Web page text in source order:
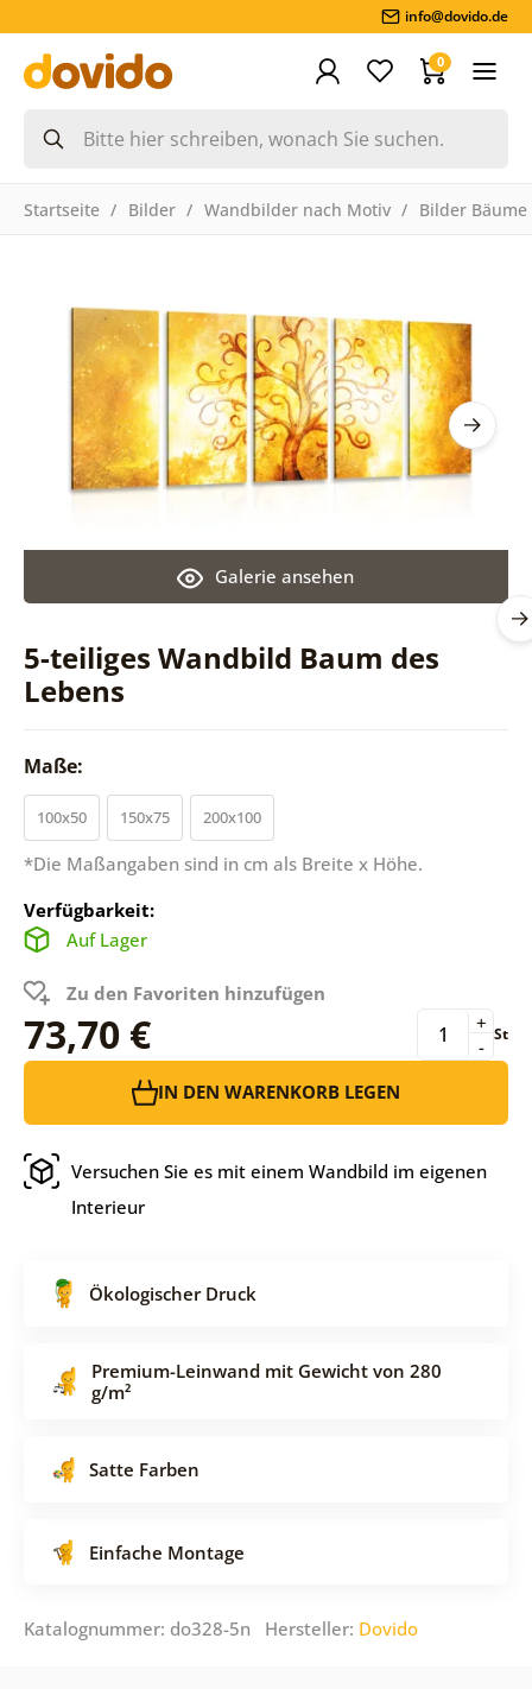
info@dovido.de
0
Startseite Bilder Wandbilder nach Motiv Bilder Bäume
5-teiliges Wandbild Baum des
Lebens
Galerie ansehen
Maße:
100x50 150x75 200x100
*Die Maßangaben sind in cm als Breite x Höhe.
Verfügbarkeit:
Auf Lager
Zu den Favoriten hinzufügen
73,70 € -
+ St
IN DEN WARENKORB LEGEN
Versuchen Sie es mit einem Wandbild im eigenen
Interieur
Ökologischer Druck
Premium-Leinwand mit Gewicht von 280
g/m²
Satte Farben
Einfache Montage
Katalognummer: do328-5n Hersteller: Dovido